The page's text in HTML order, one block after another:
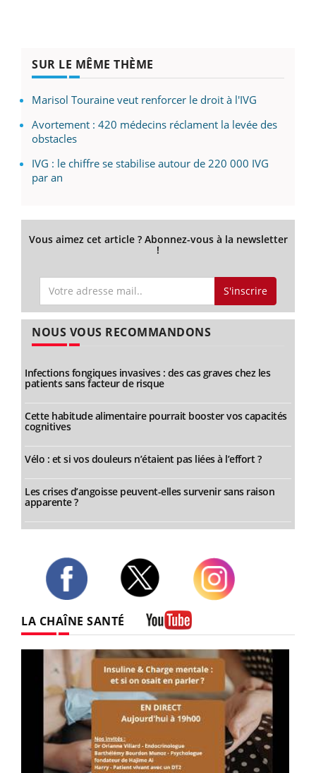
SUR LE MÊME THÈME
Marisol Touraine veut renforcer le droit à l'IVG
Avortement : 420 médecins réclament la levée des
obstacles
IVG : le chiffre se stabilise autour de 220 000 IVG
par an
Vous aimez cet article ? Abonnez-vous à la newsletter
!
S'inscrire
NOUS VOUS RECOMMANDONS
Infections fongiques invasives : des cas graves chez les
patients sans facteur de risque
Cette habitude alimentaire pourrait booster vos capacités
cognitives
Vélo : et si vos douleurs n’étaient pas liées à l’effort ?
Les crises d’angoisse peuvent-elles survenir sans raison
apparente ?
LA CHAÎNE SANTÉ